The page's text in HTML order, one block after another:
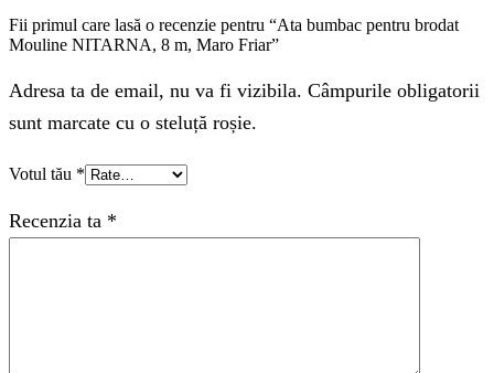
Fii primul care lasă o recenzie pentru “Ata bumbac pentru brodat
Mouline NITARNA, 8 m, Maro Friar”
Adresa ta de email, nu va fi vizibila. Câmpurile obligatorii
sunt marcate cu o steluță roșie.
Votul tău *
Recenzia ta *